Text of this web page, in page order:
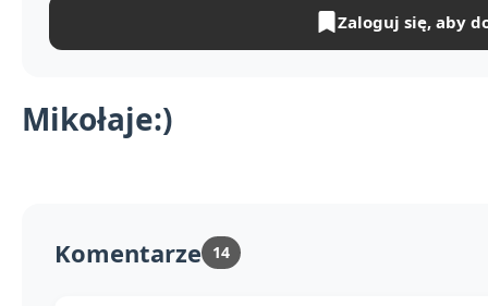
Mikołaje:)
Zaloguj się, aby
Komentarze 14